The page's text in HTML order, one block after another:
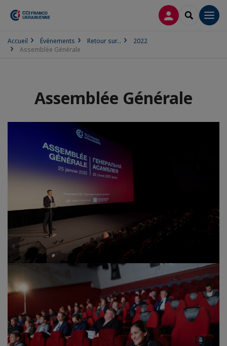
CONNEXION
Accueil Événements Retour sur...
2022
Assemblée Générale
Assemblée Générale